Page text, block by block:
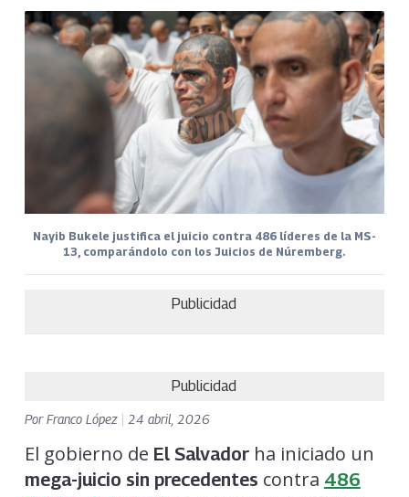
Nayib Bukele justifica el juicio contra 486 líderes de la MS-
13, comparándolo con los Juicios de Núremberg.
Publicidad
Publicidad
PorFranco López 24 abril, 2026
El gobierno de El Salvadorha iniciado un
mega-juicio sin precedentes contra 486